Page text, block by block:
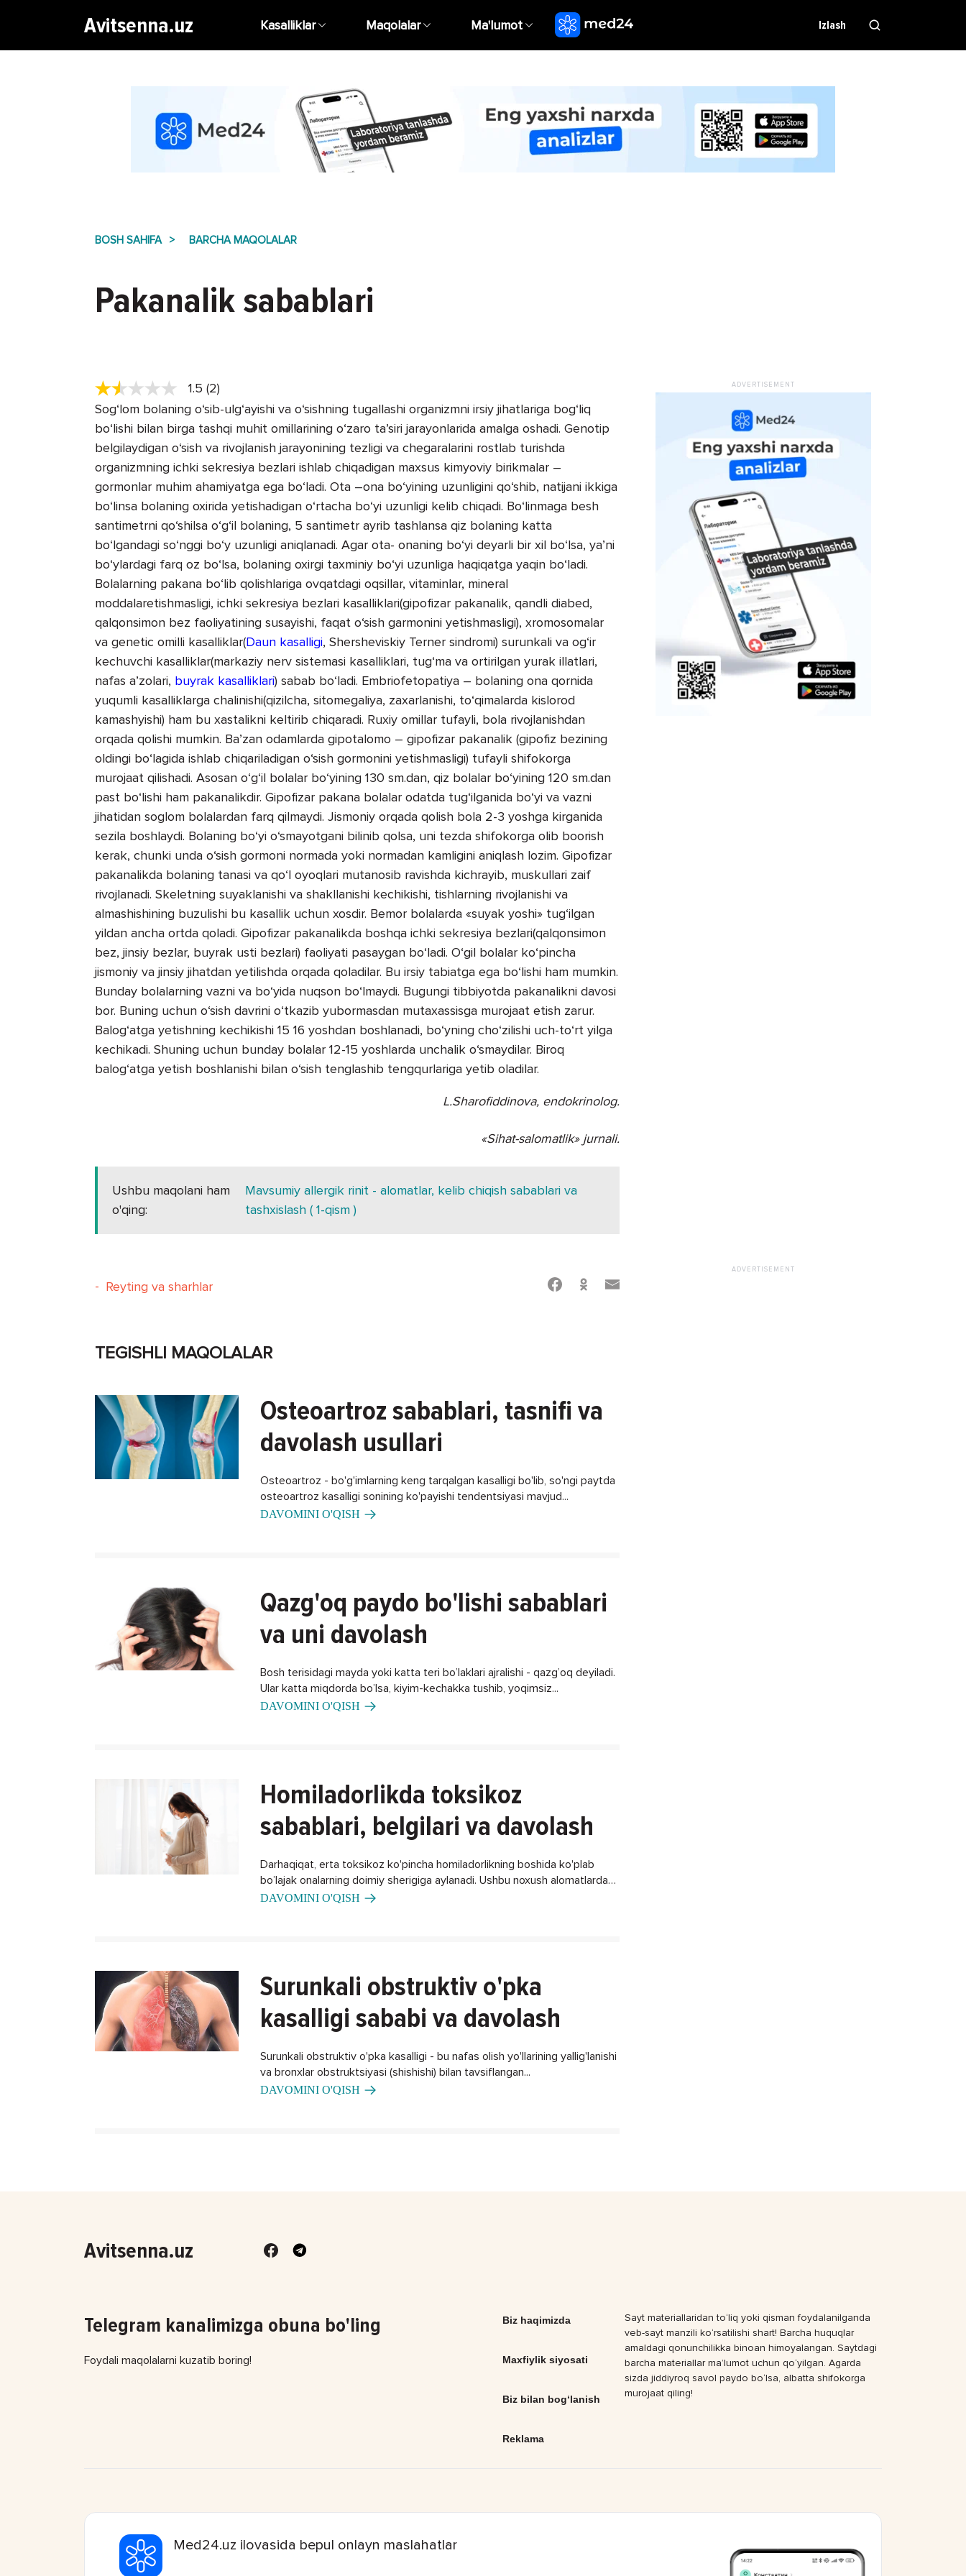
Avitsenna.uz Kasalliklar Maqolalar Ma'lumot Izlash
BOSH SAHIFA BARCHA MAQOLALAR
Pakanalik sabablari
1.5 (2)
Sog‘lom bolaning o‘sib-ulg‘ayishi va o‘sishning tugallashi organizmni irsiy jihatlariga bog‘liq
bo‘lishi bilan birga tashqi muhit omillarining o‘zaro ta’siri jarayonlarida amalga oshadi. Genotip
belgilaydigan o‘sish va rivojlanish jarayonining tezligi va chegaralarini rostlab turishda
organizmning ichki sekresiya bezlari ishlab chiqadigan maxsus kimyoviy birikmalar –
gormonlar muhim ahamiyatga ega bo‘ladi. Ota –ona bo‘yining uzunligini qo‘shib, natijani ikkiga
bo‘linsa bolaning oxirida yetishadigan o‘rtacha bo‘yi uzunligi kelib chiqadi. Bo‘linmaga besh
santimetrni qo‘shilsa o‘g‘il bolaning, 5 santimetr ayrib tashlansa qiz bolaning katta
bo‘lgandagi so‘nggi bo‘y uzunligi aniqlanadi. Agar ota- onaning bo‘yi deyarli bir xil bo‘lsa, ya’ni
bo‘ylardagi farq oz bo‘lsa, bolaning oxirgi taxminiy bo‘yi uzunliga haqiqatga yaqin bo‘ladi.
Bolalarning pakana bo‘lib qolishlariga ovqatdagi oqsillar, vitaminlar, mineral
moddalaretishmasligi, ichki sekresiya bezlari kasalliklari(gipofizar pakanalik, qandli diabed,
qalqonsimon bez faoliyatining susayishi, faqat o‘sish garmonini yetishmasligi), xromosomalar
va genetic omilli kasalliklar(Daun kasalligi, Shersheviskiy Terner sindromi) surunkali va og‘ir
kechuvchi kasalliklar(markaziy nerv sistemasi kasalliklari, tug‘ma va ortirilgan yurak illatlari,
nafas a’zolari, buyrak kasalliklari) sabab bo‘ladi. Embriofetopatiya – bolaning ona qornida
yuqumli kasalliklarga chalinishi(qizilcha, sitomegaliya, zaxarlanishi, to‘qimalarda kislorod
kamashyishi) ham bu xastalikni keltirib chiqaradi. Ruxiy omillar tufayli, bola rivojlanishdan
orqada qolishi mumkin. Ba’zan odamlarda gipotalomo – gipofizar pakanalik (gipofiz bezining
oldingi bo‘lagida ishlab chiqariladigan o‘sish gormonini yetishmasligi) tufayli shifokorga
murojaat qilishadi. Asosan o‘g‘il bolalar bo‘yining 130 sm.dan, qiz bolalar bo‘yining 120 sm.dan
past bo‘lishi ham pakanalikdir. Gipofizar pakana bolalar odatda tug‘ilganida bo‘yi va vazni
jihatidan soglom bolalardan farq qilmaydi. Jismoniy orqada qolish bola 2-3 yoshga kirganida
sezila boshlaydi. Bolaning bo‘yi o‘smayotgani bilinib qolsa, uni tezda shifokorga olib boorish
kerak, chunki unda o‘sish gormoni normada yoki normadan kamligini aniqlash lozim. Gipofizar
pakanalikda bolaning tanasi va qo‘l oyoqlari mutanosib ravishda kichrayib, muskullari zaif
rivojlanadi. Skeletning suyaklanishi va shakllanishi kechikishi, tishlarning rivojlanishi va
almashishining buzulishi bu kasallik uchun xosdir. Bemor bolalarda «suyak yoshi» tug‘ilgan
yildan ancha ortda qoladi. Gipofizar pakanalikda boshqa ichki sekresiya bezlari(qalqonsimon
bez, jinsiy bezlar, buyrak usti bezlari) faoliyati pasaygan bo‘ladi. O‘gil bolalar ko‘pincha
jismoniy va jinsiy jihatdan yetilishda orqada qoladilar. Bu irsiy tabiatga ega bo‘lishi ham mumkin.
Bunday bolalarning vazni va bo‘yida nuqson bo‘lmaydi. Bugungi tibbiyotda pakanalikni davosi
bor. Buning uchun o‘sish davrini o‘tkazib yubormasdan mutaxassisga murojaat etish zarur.
Balog‘atga yetishning kechikishi 15 16 yoshdan boshlanadi, bo‘yning cho‘zilishi uch-to‘rt yilga
kechikadi. Shuning uchun bunday bolalar 12-15 yoshlarda unchalik o‘smaydilar. Biroq
balog‘atga yetish boshlanishi bilan o‘sish tenglashib tengqurlariga yetib oladilar.
L.Sharofiddinova, endokrinolog.
«Sihat-salomatlik» jurnali.
Ushbu maqolani ham
o'qing:
Mavsumiy allergik rinit - alomatlar, kelib chiqish sabablari va
tashxislash ( 1-qism )
- Reyting va sharhlar
TEGISHLI MAQOLALAR
Osteoartroz sabablari, tasnifi va
davolash usullari
Osteoartroz - bo'g'imlarning keng tarqalgan kasalligi bo'lib, so'ngi paytda
osteoartroz kasalligi sonining ko'payishi tendentsiyasi mavjud...
DAVOMINI O'QISH
Qazg'oq paydo bo'lishi sabablari
va uni davolash
Bosh terisidagi mayda yoki katta teri bo’laklari ajralishi - qazg’oq deyiladi.
Ular katta miqdorda bo’lsa, kiyim-kechakka tushib, yoqimsiz...
DAVOMINI O'QISH
Homiladorlikda toksikoz
sabablari, belgilari va davolash
Darhaqiqat, erta toksikoz ko'pincha homiladorlikning boshida ko'plab
bo’lajak onalarning doimiy sherigiga aylanadi. Ushbu noxush alomatlardan
xalos bo'lishning biron bir usuli bormi?
DAVOMINI O'QISH
Surunkali obstruktiv o'pka
kasalligi sababi va davolash
Surunkali obstruktiv o'pka kasalligi - bu nafas olish yo'llarining yallig'lanishi
va bronxlar obstruktsiyasi (shishishi) bilan tavsiflangan...
DAVOMINI O'QISH
Avitsenna.uz
Telegram kanalimizga obuna bo'ling
Foydali maqolalarni kuzatib boring!
Biz haqimizda
Maxfiylik siyosati
Biz bilan bog‘lanish
Reklama
Sayt materiallaridan to‘liq yoki qisman foydalanilganda
veb-sayt manzili ko‘rsatilishi shart! Barcha huquqlar
amaldagi qonunchilikka binoan himoyalangan. Saytdagi
barcha materiallar ma’lumot uchun qo‘yilgan. Agarda
sizda jiddiyroq savol paydo bo‘lsa, albatta shifokorga
murojaat qiling!
Med24.uz ilovasida bepul onlayn maslahatlar